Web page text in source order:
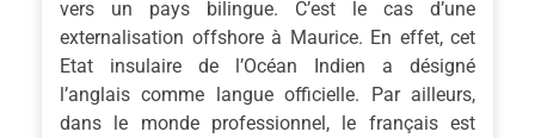
vers un pays bilingue. C’est le cas d’une
externalisation offshore à Maurice. En effet, cet
Etat insulaire de l’Océan Indien a désigné
l’anglais comme langue officielle. Par ailleurs,
dans le monde professionnel, le français est